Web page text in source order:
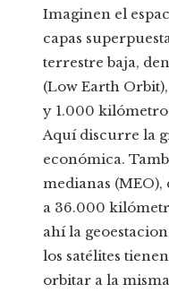
Imaginen el
capas
terrestre baja,
(Low Earth
y 1.000
Aquí discurre la
económica.
medianas
a 36.000
ahí la
los satélites
orbitar a la